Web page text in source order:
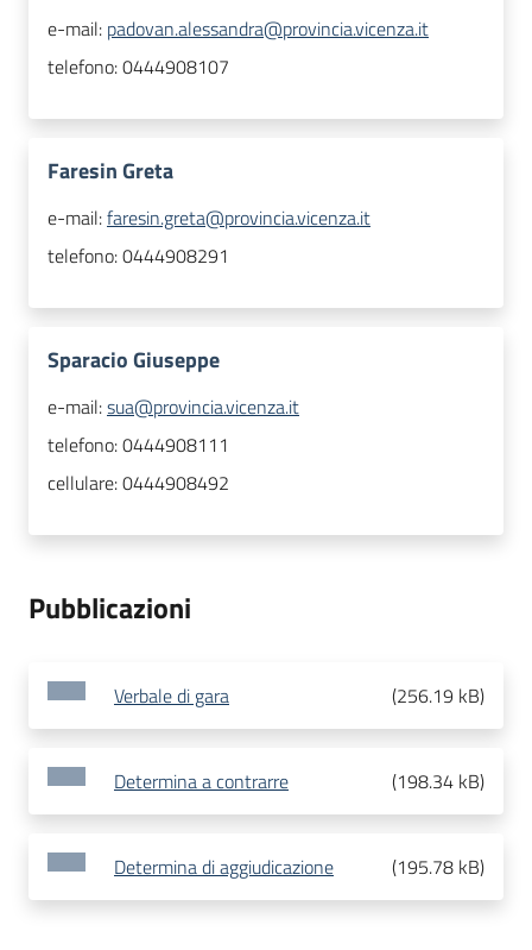
e-mail: padovan.alessandra@provincia.vicenza.it
telefono:0444908107
Faresin Greta
e-mail:faresin.greta@provincia.vicenza.it
telefono:0444908291
Sparacio Giuseppe
e-mail:sua@provincia.vicenza.it
telefono:0444908111
cellulare:0444908492
Pubblicazioni
Verbale di gara (256.19 kB)
Determina a contrarre (198.34 kB)
Determina di aggiudicazione (195.78 kB)